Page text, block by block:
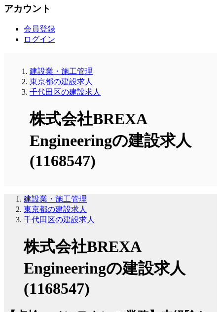
アカウント
会員登録
ログイン
建設業・施工管理
東京都の建設求人
千代田区の建設求人
株式会社BREXA
Engineeringの建設求人
(1168547)
建設業・施工管理
東京都の建設求人
千代田区の建設求人
株式会社BREXA
Engineeringの建設求人
(1168547)